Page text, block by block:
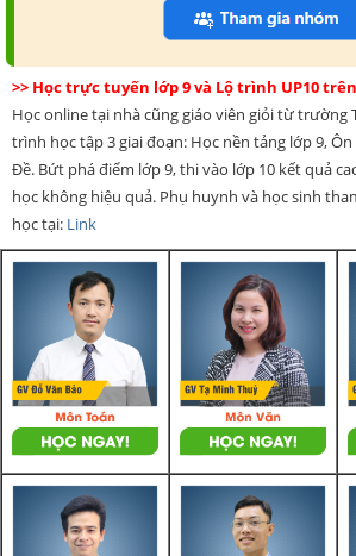
>> Học trực tuyến lớp 9 và Lộ trình UP10
Học online tại nhà cũng giáo viên giỏi từ trường
trình học tập 3 giai đoạn: Học nền tảng lớp 9,
Đề. Bứt phá điểm lớp 9, thi vào lớp 10 kết quả
học không hiệu quả. Phụ huynh và học sinh
học tại: Link